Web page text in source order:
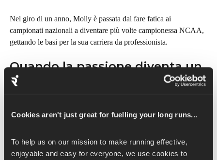
Cookies aren't just great for fuelling your long runs...
To help us on our mission to make running effective,
enjoyable and easy for everyone, we use cookies to
Nel giro di un anno, Molly è passata dal fare fatica ai
campionati nazionali a diventare più volte campionessa NCAA,
gettando le basi per la sua carriera da professionista.
Quando la passione diventa un
lavoro
tua passione diventa il tuo lavoro, cambia tutto", dice Molly.
sport.